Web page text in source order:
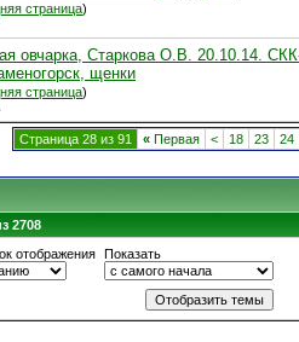
страница)
овчарка, Старкова О.В. 20.10.14.
щенки
страница)
Страница 28 из 91 « Первая < 18 23 24
2708
отображения Показать